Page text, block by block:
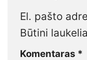
El. pašto
Būtini
Komentaras *